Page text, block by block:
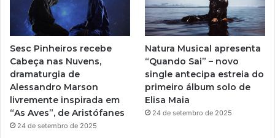
e
g
r
a
m
Sesc Pinheiros recebe
Cabeça nas Nuvens,
dramaturgia de
Alessandro Marson
livremente inspirada em
“As Aves”, de Aristófanes
24 de setembro de 2025
Natura Musical apresenta
“Quando Sai” – novo
single antecipa estreia do
primeiro álbum solo de
Elisa Maia
24 de setembro de 2025